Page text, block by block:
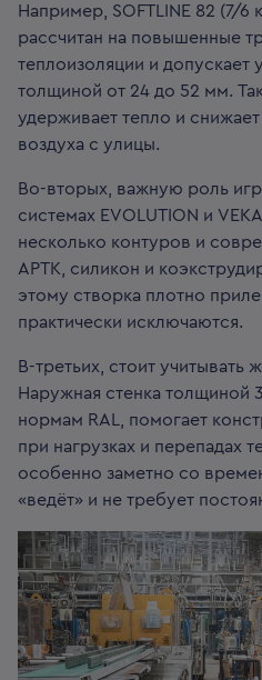
Например, SOFTLINE 82 (7/
рассчитан на повышенные
теплоизоляции и допускает
толщиной от 24 до 52 мм.
удерживает тепло и
воздуха с улицы.
Во-вторых, важную роль
системах EVOLUTION и
несколько контуров и
АРТК, силикон и
этому створка плотно
практически исключаются.
В-третьих, стоит учитывать
Наружная стенка толщиной
нормам RAL, помогает
при нагрузках и перепадах
особенно заметно со
«ведёт» и не требует